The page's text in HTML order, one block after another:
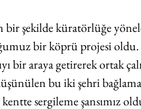
bir şekilde küratörlüğe
bir köprü projesi oldu.
bir araya getirerek ortak
bu iki şehri
sergileme şansımız